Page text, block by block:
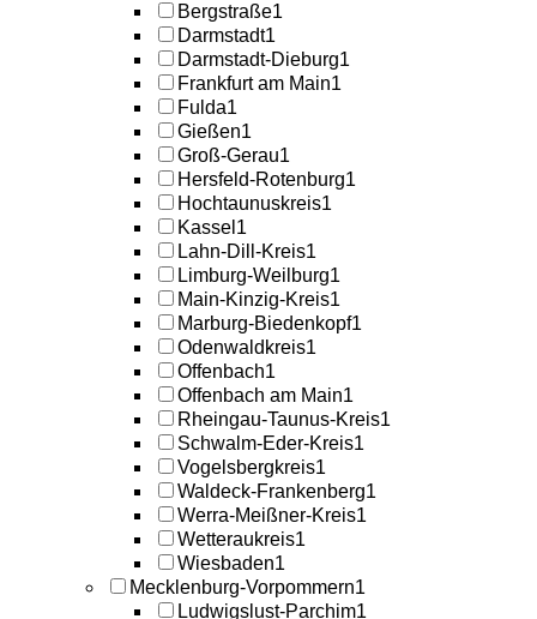
Bergstraße1
Darmstadt1
Darmstadt-Dieburg1
Frankfurt am Main1
Fulda1
Gießen1
Groß-Gerau1
Hersfeld-Rotenburg1
Hochtaunuskreis1
Kassel 1
Lahn-Dill-Kreis1
Limburg-Weilburg1
Main-Kinzig-Kreis1
Marburg-Biedenkopf1
Odenwaldkreis1
Offenbach1
Offenbach am Main1
Rheingau-Taunus-Kreis1
Schwalm-Eder-Kreis1
Vogelsbergkreis1
Waldeck-Frankenberg1
Werra-Meißner-Kreis1
Wetteraukreis1
Wiesbaden1
Mecklenburg-Vorpommern1
Ludwigslust-Parchim1